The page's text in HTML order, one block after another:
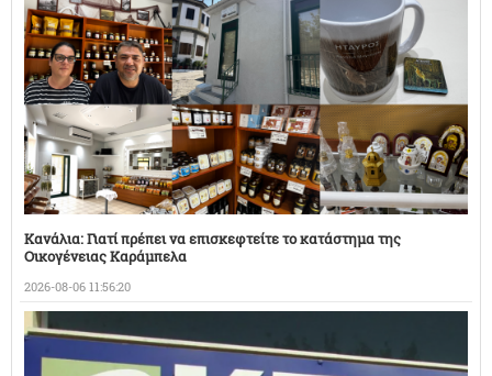
Κανάλια: Γιατί πρέπει να επισκεφτείτε το κατάστημα της
Οικογένειας Καράμπελα
2026-08-06 11:56:20